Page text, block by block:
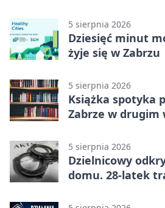
5 sierpnia 2026
Dziesięć minut
żyje się w Zabrzu
5 sierpnia 2026
Książka spotyka
Zabrze w drugim
5 sierpnia 2026
Dzielnicowy
domu. 28-latek